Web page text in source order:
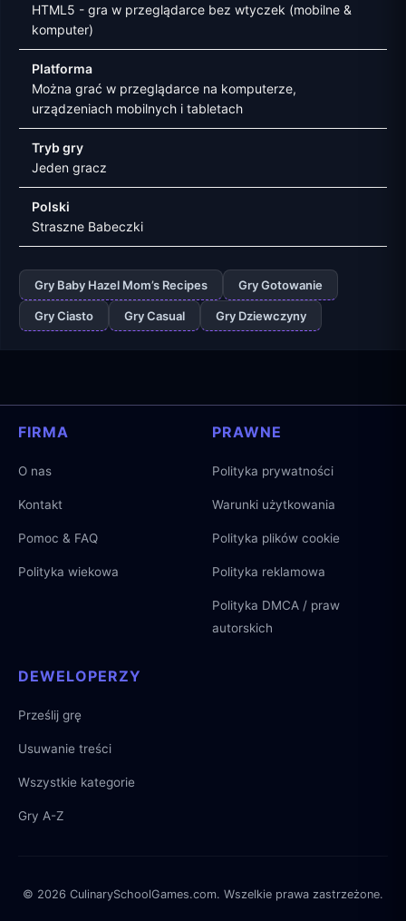
HTML5 - gra w przeglądarce bez wtyczek (mobilne &
komputer)
Platforma
Można grać w przeglądarce na komputerze,
urządzeniach mobilnych i tabletach
Tryb gry
Jeden gracz
Polski
Straszne Babeczki
Gry Baby Hazel Mom’s Recipes Gry Gotowanie
Gry Ciasto Gry Casual Gry Dziewczyny
FIRMA
O nas
Kontakt
Pomoc & FAQ
Polityka wiekowa
PRAWNE
Polityka prywatności
Warunki użytkowania
Polityka plików cookie
Polityka reklamowa
Polityka DMCA / praw
autorskich
DEWELOPERZY
Prześlij grę
Usuwanie treści
Wszystkie kategorie
Gry A-Z
© 2026 CulinarySchoolGames.com. Wszelkie prawa zastrzeżone.